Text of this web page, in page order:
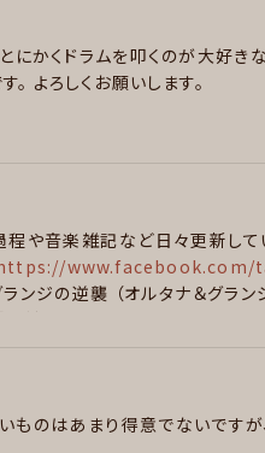
Children of Bodom/
ロットン/ デスゲイズ/
ジョン , スカ/ロカビリー , ス
にかくドラムを叩くのが大好き
。 よろしくお願いします。
underoath
程や音楽雑記など日々更新して
www.facebook.com/
ンジの逆襲 （オルタナ＆グラ
ものはあまり得意でないです